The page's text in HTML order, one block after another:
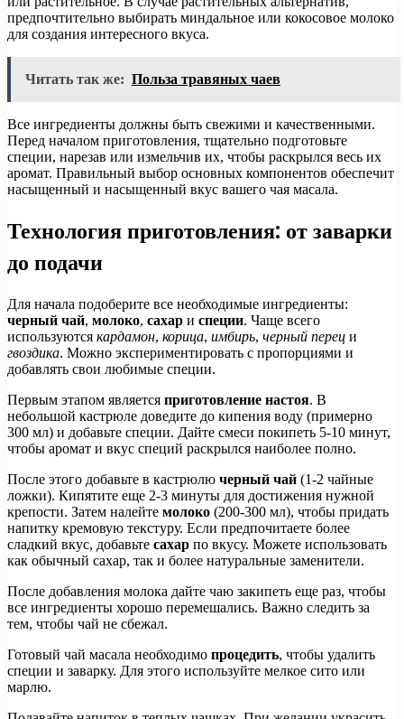
предпочтительно выбирать миндальное или кокосовое молоко
для создания интересного вкуса.
Читать так же: Польза травяных чаев
Все ингредиенты должны быть свежими и качественными.
Перед началом приготовления, тщательно подготовьте
специи, нарезав или измельчив их, чтобы раскрылся весь их
аромат. Правильный выбор основных компонентов обеспечит
насыщенный и насыщенный вкус вашего чая масала.
Технология приготовления: от заварки
до подачи
Для начала подоберите все необходимые ингредиенты:
черный чай, молоко, сахар и специи. Чаще всего
используются кардамон, корица, имбирь, черный перец и
гвоздика. Можно экспериментировать с пропорциями и
добавлять свои любимые специи.
Первым этапом является приготовление настоя. В
небольшой кастрюле доведите до кипения воду (примерно
300 мл) и добавьте специи. Дайте смеси покипеть 5-10 минут,
чтобы аромат и вкус специй раскрылся наиболее полно.
После этого добавьте в кастрюлю черный чай (1-2 чайные
ложки). Кипятите еще 2-3 минуты для достижения нужной
крепости. Затем налейте молоко (200-300 мл), чтобы придать
напитку кремовую текстуру. Если предпочитаете более
сладкий вкус, добавьте сахар по вкусу. Можете использовать
как обычный сахар, так и более натуральные заменители.
После добавления молока дайте чаю закипеть еще раз, чтобы
все ингредиенты хорошо перемешались. Важно следить за
тем, чтобы чай не сбежал.
Готовый чай масала необходимо процедить, чтобы удалить
специи и заварку. Для этого используйте мелкое сито или
марлю.